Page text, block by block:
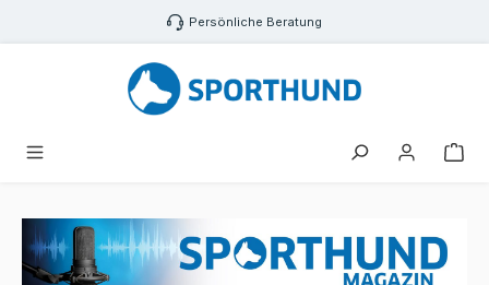
Zum Hauptinhalt springen Persönliche Beratung